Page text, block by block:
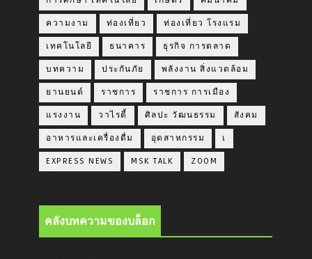
ความงาม ท่องเที่ยว ท่องเที่ยว โรงแรม
เทคโนโลยี ธนาคาร ธุรกิจ การตลาด
บทความ ประกันภัย พลังงาน สิ่งแวดล้อม
ยานยนต์ ราชการ ราชการ การเมือง
แรงงาน วาไรตี้ ศิลปะ วัฒนธรรม สังคม
อาหารและเครื่องดื่ม อุตสาหกรรม เ
EXPRESS NEWS MSK TALK ZOOM
คลังบทความของบล็อก